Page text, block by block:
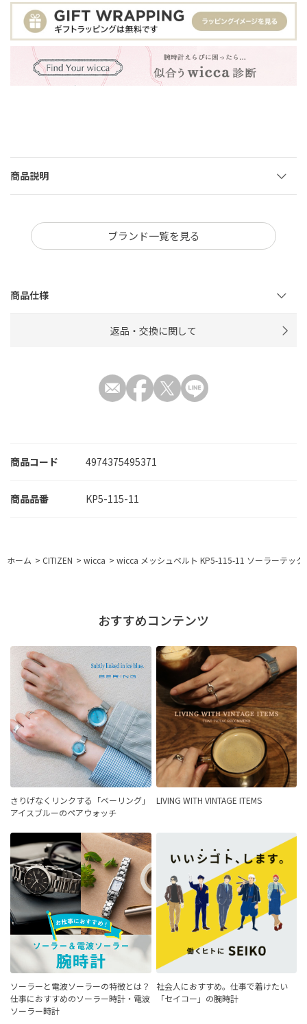
商品コード 4974375495371
KP5-115-11
商品説明
ブランド一覧を見る
商品仕様
返品・交換に関して
ホーム > CITIZEN > wicca > wicca メッシュベルト KP5-115-11 ソーラーテック
おすすめコンテンツ
さりげなくリンクする「ベーリング」
アイスブルーのペアウォッチ
LIVING WITH VINTAGE ITEMS
ソーラーと電波ソーラーの特徴とは？
仕事におすすめのソーラー時計・電波
ソーラー時計
社会人におすすめ。仕事で着けたい
「セイコー」の腕時計